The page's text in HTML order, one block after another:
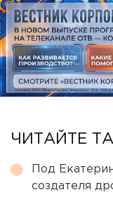
ЧИТАЙТЕ
Под
создателя